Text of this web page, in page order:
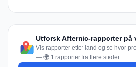
Utforsk Afternic-rapporter på
Vis rapporter etter land og se hvor
— 🌍 1 rapporter fra flere steder